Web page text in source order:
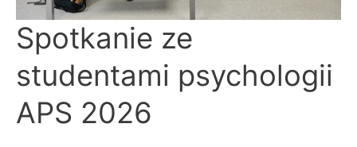
Spotkanie ze
studentami psychologii
APS 2026
Spotkanie
ze
studentami
2026